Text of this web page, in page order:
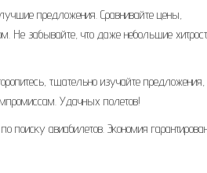
предложения. Сравнивайте цены,
Не забывайте, что даже небольшие
тщательно изучайте
Удачных полетов!
авиабилетов. Экономия